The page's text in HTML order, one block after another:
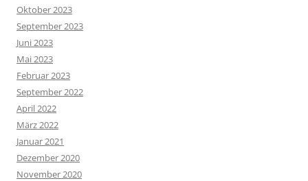
Oktober 2023
September 2023
Juni 2023
Mai 2023
Februar 2023
September 2022
April 2022
März 2022
Januar 2021
Dezember 2020
November 2020